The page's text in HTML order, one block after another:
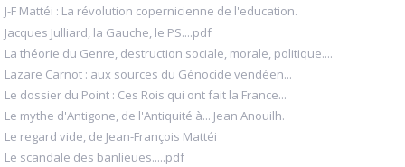
J-F Mattéi : La révolution copernicienne de l'education.
Jacques Julliard, la Gauche, le PS....pdf
La théorie du Genre, destruction sociale, morale, politique....
Lazare Carnot : aux sources du Génocide vendéen...
Le dossier du Point : Ces Rois qui ont fait la France...
Le mythe d'Antigone, de l'Antiquité à... Jean Anouilh.
Le regard vide, de Jean-François Mattéi
Le scandale des banlieues.....pdf